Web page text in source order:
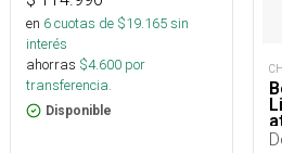
en 6cuotas de $19.165sin
interés
ahorras $4.600 por
transferencia.
Disponible